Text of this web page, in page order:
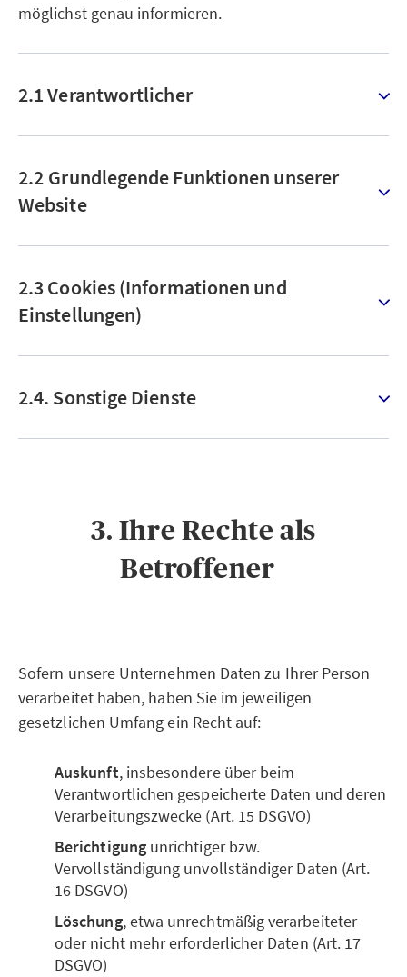
möglichst genau informieren.
2.1 Verantwortlicher
2.2 Grundlegende Funktionen unserer
Website
2.3 Cookies (Informationen und
Einstellungen)
2.4. Sonstige Dienste
3. Ihre Rechte als
Betroffener
Sofern unsere Unternehmen Daten zu Ihrer Person
verarbeitet haben, haben Sie im jeweiligen
gesetzlichen Umfang ein Recht auf:
Auskunft, insbesondere über beim
Verantwortlichen gespeicherte Daten und deren
Verarbeitungszwecke (Art. 15 DSGVO)
Berichtigungunrichtiger bzw.
Vervollständigung unvollständiger Daten (Art.
16 DSGVO)
Löschung, etwa unrechtmäßig verarbeiteter
oder nicht mehr erforderlicher Daten (Art. 17
DSGVO)